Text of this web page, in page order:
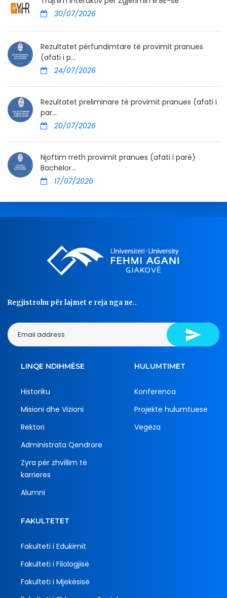
30/07/2026
Rezultatet përfundimtare të provimit pranues
(afati i p...
24/07/2026
Rezultatet preliminare të provimit pranues (afati i
par...
20/07/2026
Njoftim rreth provimit pranues (afati i parë)
Bachelor...
17/07/2026
Regjistrohu për lajmet e reja nga ne..
LINQE NDIHMËSE
Historiku
Misioni dhe Vizioni
Rektori
Administrata Qendrore
Zyra për zhvillim të
karrieres
Alumni
HULUMTIMET
Konferenca
Projekte hulumtuese
Vegëza
FAKULTETET
Fakulteti i Edukimit
Fakulteti i Filologjisë
Fakulteti i Mjekësisë